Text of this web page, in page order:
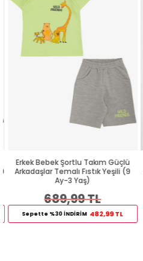
Erkek Bebek Şortlu Takım Güçlü
Arkadaşlar Temalı Fıstık Yeşili (9
Ay-3 Yaş)
689,99 TL
Sepette %30 İNDİRİM 482,99 TL